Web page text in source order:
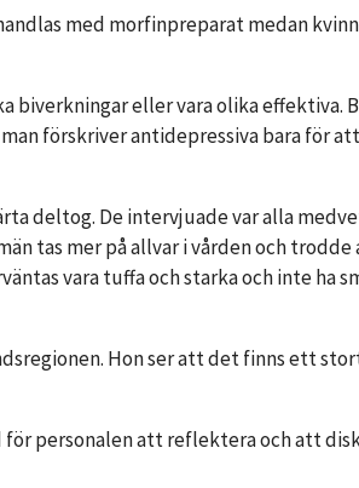
med morfinpreparat medan
biverkningar eller vara olika effektiva.
förskriver antidepressiva bara för
deltog. De intervjuade var alla
tas mer på allvar i vården och
vara tuffa och starka och inte ha
Hon ser att det finns ett
personalen att reflektera och att